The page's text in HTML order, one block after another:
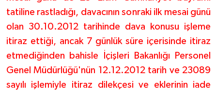
tatiline rastladığı, davacının sonraki ilk mesai günü
olan 30.10.2012 tarihinde dava konusu işleme
itiraz ettiği, ancak 7 günlük süre içerisinde itiraz
etmediğinden bahisle İçişleri Bakanlığı Personel
Genel Müdürlüğü'nün 12.12.2012 tarih ve 23089
sayılı işlemiyle itiraz dilekçesi ve eklerinin iade